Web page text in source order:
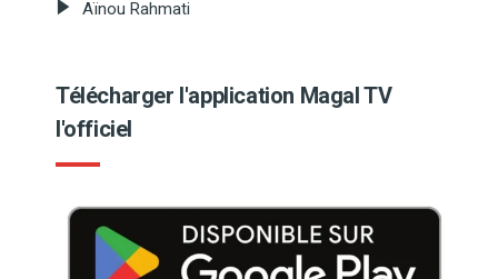
Aïnou Rahmati
Télécharger l'application Magal TV
l'officiel